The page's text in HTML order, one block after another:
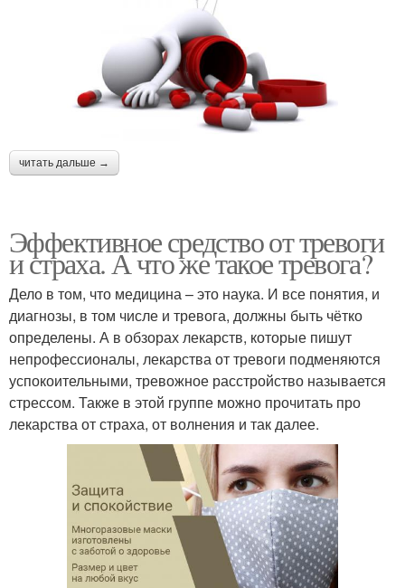
читать дальше →
Эффективное средство от тревоги
и страха. А что же такое тревога?
Дело в том, что медицина – это наука. И все понятия, и
диагнозы, в том числе и тревога, должны быть чётко
определены. А в обзорах лекарств, которые пишут
непрофессионалы, лекарства от тревоги подменяются
успокоительными, тревожное расстройство называется
стрессом. Также в этой группе можно прочитать про
лекарства от страха, от волнения и так далее.